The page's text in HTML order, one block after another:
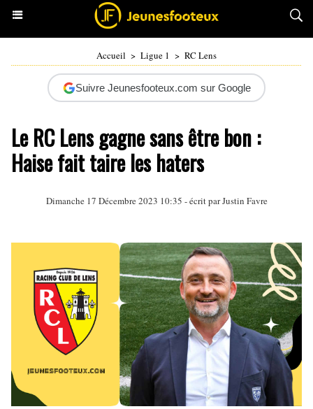
Accueil > Ligue 1 > RC Lens
Suivre Jeunesfooteux.com sur Google
Le RC Lens gagne sans être bon :
Haise fait taire les haters
Dimanche 17 Décembre 2023 10:35 - écrit parJustin Favre